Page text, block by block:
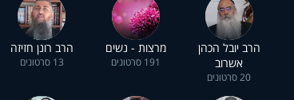
הרב יובל הכהן
אשרוב
20 סרטונים
מרצות - נשים
191 סרטונים
הרב רונן חזיזה
13 סרטונים